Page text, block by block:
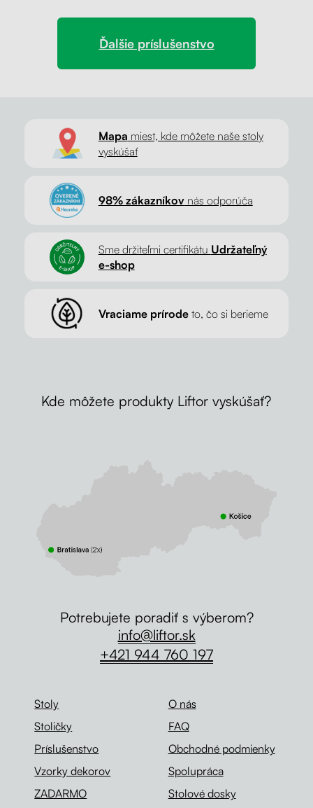
Ďalšie príslušenstvo
Mapa miest, kde môžete naše stoly
vyskúšať
98% zákazníkovnás odporúča
Sme držiteľmi certifikátu Udržateľný
e-shop
Vraciame prírodeto, čo si berieme
Kde môžete produkty Liftor vyskúšať?
Stoly
Stoličky
Príslušenstvo
Vzorky dekorov
ZADARMO
O nás
FAQ
Obchodné podmienky
Spolupráca
Stolové dosky
Potrebujete poradiť s výberom?
info@liftor.sk
+421 944 760 197